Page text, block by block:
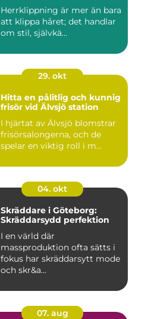
Herrklippning är mer än bara
att klippa håret; det handlar
om stil, självkä...
29. okt
Hitta en pålitlig och kunnig
frisör vid Älvsjö station
I hjärtat av Älvsjö blomstrar
frisörsalongerna, och de
spelar en viktig roll i m...
04. okt
Skräddare i Göteborg:
Skräddarsydd perfektion
I en värld där
massproduktion ofta sätts i
fokus har skräddarsytt mode
och skr&a...
07. aug